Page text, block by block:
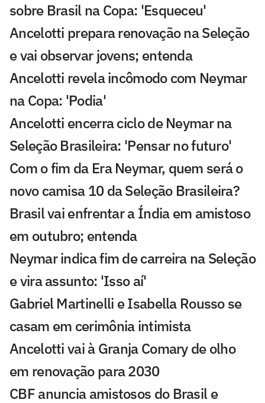
sobre Brasil na Copa: 'Esqueceu'
Ancelotti prepara renovação na Seleção
e vai observar jovens; entenda
Ancelotti revela incômodo com Neymar
na Copa: 'Podia'
Ancelotti encerra ciclo de Neymar na
Seleção Brasileira: 'Pensar no futuro'
Com o fim da Era Neymar, quem será o
novo camisa 10 da Seleção Brasileira?
Brasil vai enfrentar a Índia em amistoso
em outubro; entenda
Neymar indica fim de carreira na Seleção
e vira assunto: 'Isso aí'
Gabriel Martinelli e Isabella Rousso se
casam em cerimônia intimista
Ancelotti vai à Granja Comary de olho
em renovação para 2030
CBF anuncia amistosos do Brasil e